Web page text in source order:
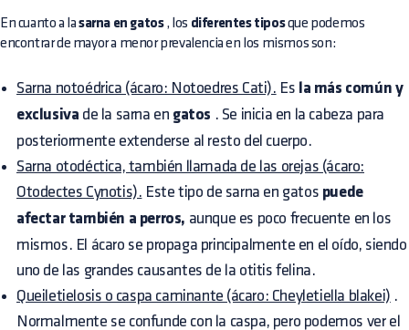
En cuanto a la sarna en gatos, los diferentes tiposque podemos
encontrar de mayor a menor prevalencia en los mismos son:
Sarna notoédrica (ácaro: Notoedres Cati). Es la más común y
exclusiva de la sarna en gatos . Se inicia en la cabeza para
posteriormente extenderse al resto del cuerpo.
Sarna otodéctica, también llamada de las orejas (ácaro:
Otodectes Cynotis). Este tipo de sarna en gatos puede
afectar también a perros, aunque es poco frecuente en los
mismos. El ácaro se propaga principalmente en el oído, siendo
uno de las grandes causantes de la otitis felina.
Queiletielosis o caspa caminante (ácaro: Cheyletiella blakei) .
Normalmente se confunde con la caspa, pero podemos ver el